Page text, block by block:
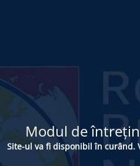
Modul de
Site-ul va fi disponibil în